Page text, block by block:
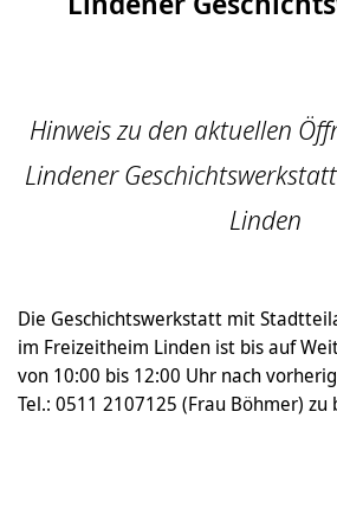
Hinweis zu den aktuellen
Lindener
Linden
Die Geschichtswerkstatt mit
im Freizeitheim Linden ist bis auf
von 10:00 bis 12:00 Uhr nach
Tel.: 0511 2107125 (Frau Böhmer) zu